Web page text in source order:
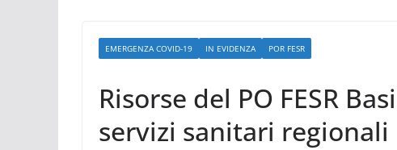
EMERGENZA COVID-19 IN EVIDENZA POR FESR
Risorse del PO FESR
servizi sanitari regionali